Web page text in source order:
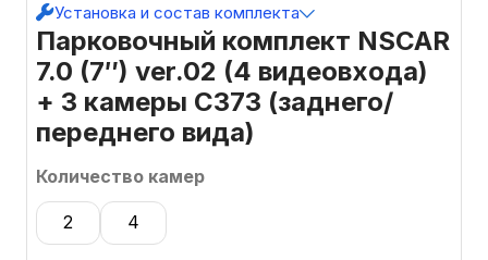
Парковочный комплект NSCAR
7.0 (7″) ver.02 (4 видеовхода)
+ 3 камеры C373 (заднего/
переднего вида)
Количество камер
2 4
Установка и состав комплекта